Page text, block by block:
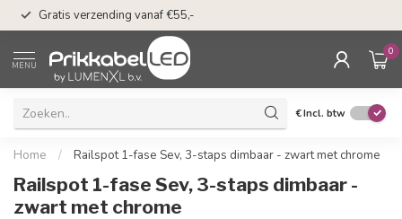
Gratis verzending vanaf €55,-
MENU
0
€Incl. btw
Home / Railspot 1-fase Sev, 3-staps dimbaar - zwart met chrome
Railspot 1-fase Sev, 3-staps dimbaar -
zwart met chrome